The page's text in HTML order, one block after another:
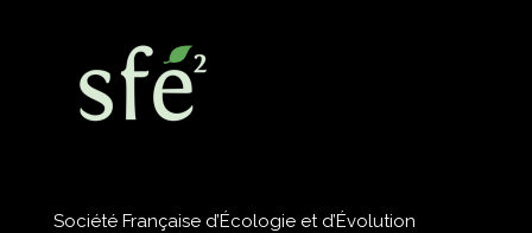
Société Française d’Écologie et d’Évolution